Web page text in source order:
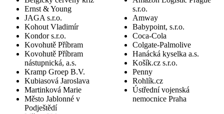
Ernst & Young
JAGA s.r.o.
Kohout Vladimír
Kondor s.r.o.
Kovohutě Příbram
Kovohutě Příbram
nástupnická, a.s.
Kramp Groep B.V.
Kubiasová Jaroslava
Martinková Marie
Město Jablonné v
Podještědí
s.r.o.
Amway
Babypoint, s.r.o.
Coca-Cola
Colgate-Palmolive
Hanácká kyselka a.s.
Košík.cz s.r.o.
Penny
Rohlík.cz
Ústřední vojenská
nemocnice Praha